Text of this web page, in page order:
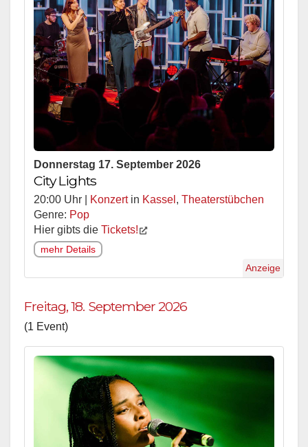
Donnerstag 17. September 2026
City Lights
20:00 Uhr | Konzertin Kassel , Theaterstübchen
Genre: Pop
Hier gibts die Tickets!
mehr Details
Anzeige
Freitag, 18. September 2026
(1 Event)